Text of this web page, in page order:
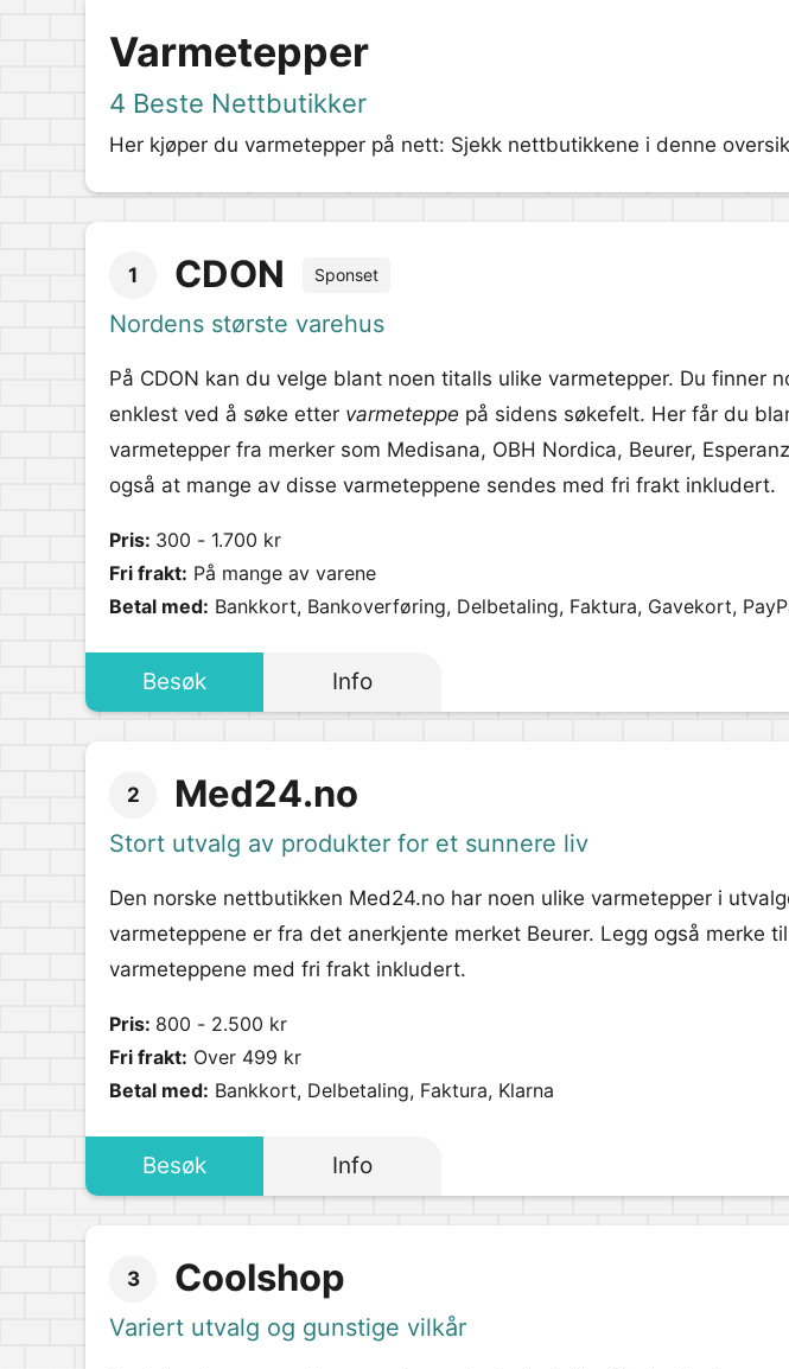
Varmetepper
4 Beste Nettbutikker
Her kjøper du varmetepper på nett: Sjekk nettbutikkene i denne
1 CDON Sponset
Nordens største varehus
På CDON kan du velge blant noen titalls ulike varmetepper. Du finner
enklest ved å søke etter varmeteppe på sidens søkefelt. Her får du
varmetepper fra merker som Medisana, OBH Nordica, Beurer,
også at mange av disse varmeteppene sendes med fri frakt inkludert.
Pris: 300 - 1.700 kr
Fri frakt: På mange av varene
Betal med: Bankkort, Bankoverføring, Delbetaling, Faktura, Gavekort,
Besøk Info
2 Med24.no
Stort utvalg av produkter for et sunnere liv
Den norske nettbutikken Med24.no har noen ulike varmetepper i
varmeteppene er fra det anerkjente merket Beurer. Legg også merke
varmeteppene med fri frakt inkludert.
Pris: 800 - 2.500 kr
Fri frakt: Over 499 kr
Betal med: Bankkort, Delbetaling, Faktura, Klarna
Besøk Info
3 Coolshop
Variert utvalg og gunstige vilkår